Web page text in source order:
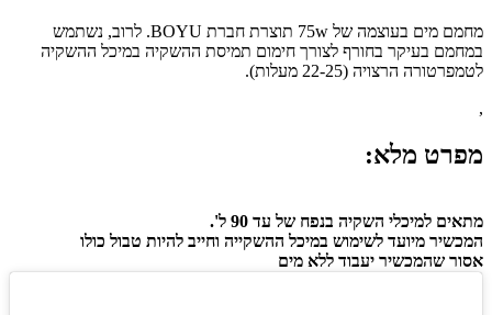
מחמם מים בעוצמה של 75w תוצרת חברת BOYU. לרוב, נשתמש
במחמם בעיקר בחורף לצורך חימום תמיסת ההשקיה במיכל ההשקיה
לטמפרטורה הרצויה (22-25 מעלות).
,
מפרט מלא:
מתאים למיכלי השקיה בנפח של עד 90 ל'.
המכשיר מיועד לשימוש במיכל ההשקייה וחייב להיות טבול כולו
אסור שהמכשיר יעבוד ללא מים